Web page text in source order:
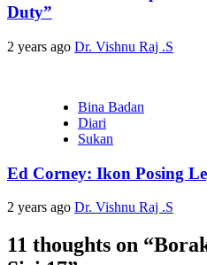
Duty”
2 years ago Dr. Vishnu Raj .S
Bina Badan
Diari
Sukan
Ed Corney: Ikon Posing
2 years ago Dr. Vishnu Raj .S
11 thoughts on “